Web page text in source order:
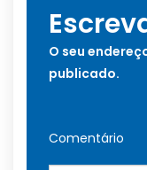
O seu
publicado.
Comentário